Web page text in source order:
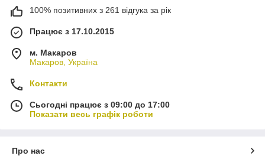
100% позитивних з 261 відгука за рік
Працює з 17.10.2015
м. Макаров
Макаров, Україна
Контакти
Сьогодні працює з 09:00 до 17:00
Показати весь графік роботи
Про нас